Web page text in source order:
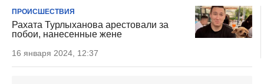
ПРОИСШЕСТВИЯ
Рахата Турлыханова арестовали за
побои, нанесенные жене
16 января 2024, 12:37